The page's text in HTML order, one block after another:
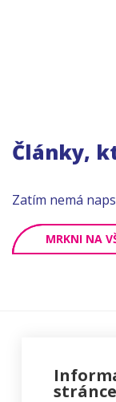
Články,
Zatím nemá
MRKNI NA
stránce